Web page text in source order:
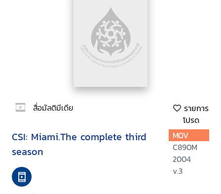
สื่อมัลติมีเดีย
รายการ
โปรด
CSI: Miami.The complete third
season
MOV
C890M
2004
v.3